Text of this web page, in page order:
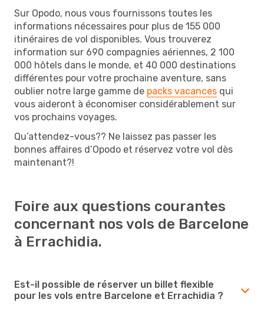
Sur Opodo, nous vous fournissons toutes les
informations nécessaires pour plus de 155 000
itinéraires de vol disponibles. Vous trouverez
information sur 690 compagnies aériennes, 2 100
000 hôtels dans le monde, et 40 000 destinations
différentes pour votre prochaine aventure, sans
oublier notre large gamme de packs vacances qui
vous aideront à économiser considérablement sur
vos prochains voyages.
Qu’attendez-vous?? Ne laissez pas passer les
bonnes affaires d’Opodo et réservez votre vol dès
maintenant?!
Foire aux questions courantes
concernant nos vols de Barcelone
à Errachidia.
Est-il possible de réserver un billet flexible
pour les vols entre Barcelone et Errachidia ?